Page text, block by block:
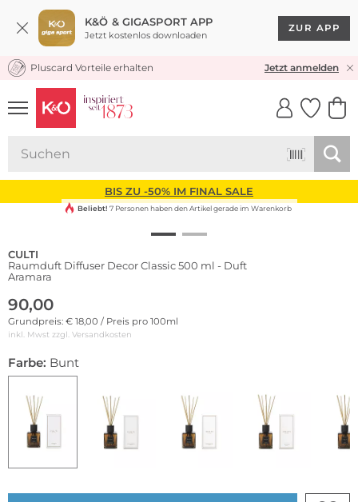
K&Ö & GIGASPORT APP
Jetzt kostenlos downloaden
ZUR APP
KOSTENLOSER VERSAND* & RÜCKVERSAND
Pluscard Vorteile erhalten Jetzt anmelden
UNSERE APP
CLICK &
BIS ZU -50% IM FINAL SALE
Beliebt! 7 Personen haben den Artikel gerade im Warenkorb
CULTI
Raumduft Diffuser Decor Classic 500 ml - Duft
Aramara
90,00
Grundpreis: € 18,00 / Preis pro 100ml
inkl. Mwst zzgl. Versandkosten
Farbe: Bunt